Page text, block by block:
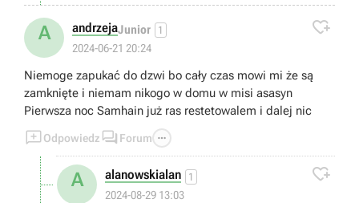
A andrzejaJunior 1
2024-06-21 20:24

Niemoge zapukać do dzwi bo cały czas mowi mi że są
zamknięte i niemam nikogo w domu w misi asasyn
Pierwsza noc Samhain już ras restetowalem i dalej nic
Odpowiedz  Forum 
A alanowskialan 1
2024-08-29 13:03
